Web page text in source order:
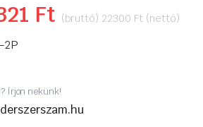
Ft.
Ft Current
28321 Ft.
(bruttó) 22300 Ft (nettó)
2P
Írjon nekünk!